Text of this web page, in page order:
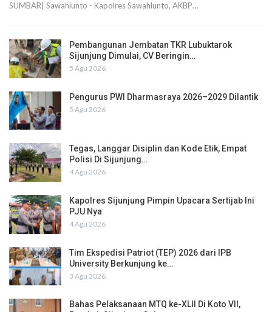
SUMBAR| Sawahlunto - Kapolres Sawahlunto, AKBP…
Pembangunan Jembatan TKR Lubuktarok
Sijunjung Dimulai, CV Beringin…
5 Agu 2026
Pengurus PWI Dharmasraya 2026–2029 Dilantik
5 Agu 2026
Tegas, Langgar Disiplin dan Kode Etik, Empat
Polisi Di Sijunjung…
4 Agu 2026
Kapolres Sijunjung Pimpin Upacara Sertijab Ini
PJU Nya
4 Agu 2026
Tim Ekspedisi Patriot (TEP) 2026 dari IPB
University Berkunjung ke…
3 Agu 2026
Bahas Pelaksanaan MTQ ke-XLII Di Koto VII,